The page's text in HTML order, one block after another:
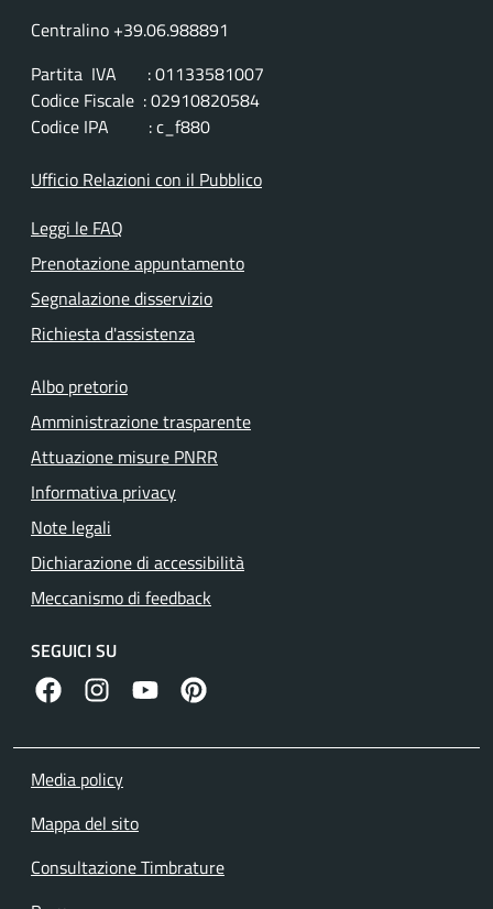
Centralino +39.06.988891
Partita IVA : 01133581007
Codice Fiscale : 02910820584
Codice IPA : c_f880
Ufficio Relazioni con il Pubblico
Leggi le FAQ
Prenotazione appuntamento
Segnalazione disservizio
Richiesta d'assistenza
Albo pretorio
Amministrazione trasparente
Attuazione misure PNRR
Informativa privacy
Note legali
Dichiarazione di accessibilità
Meccanismo di feedback
SEGUICI SU
facebook instagramcanale youtube
pinterest
Media policy
Mappa del sito
Consultazione Timbrature